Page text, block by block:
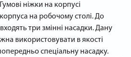
ніжки на корпусі
на робочому столі. До
три змінні насадки. Дану
використовувати в якості
спеціальну насадку.